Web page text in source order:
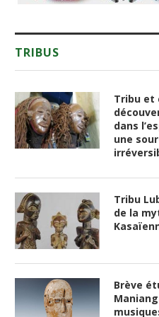
TRIBUS
Tribu et
dans
une
Tribu
de la
Brève